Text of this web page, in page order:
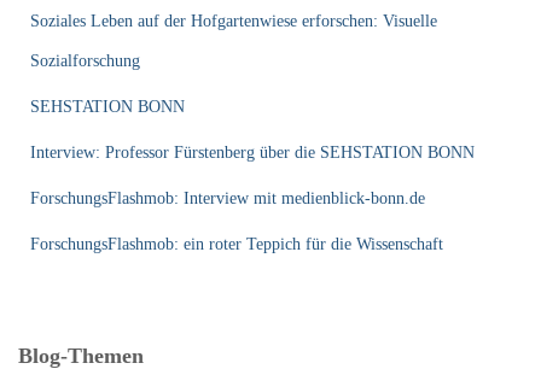
Soziales Leben auf der Hofgartenwiese erforschen: Visuelle
Sozialforschung
SEHSTATION BONN
Interview: Professor Fürstenberg über die SEHSTATION BONN
ForschungsFlashmob: Interview mit medienblick-bonn.de
ForschungsFlashmob: ein roter Teppich für die Wissenschaft
Blog-Themen